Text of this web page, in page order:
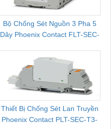
Bộ Chống Sét Nguồn 3 Pha 5
Dây Phoenix Contact FLT-SEC-
Thiết Bị Chống Sét Lan Truyền
Phoenix Contact PLT-SEC-T3-